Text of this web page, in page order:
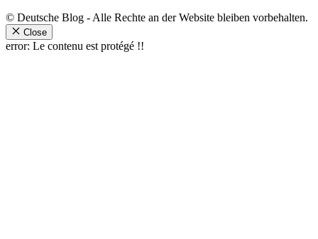
© Deutsche Blog - Alle Rechte an der Website bleiben vorbehalten.
Close
error: Le contenu est protégé !!